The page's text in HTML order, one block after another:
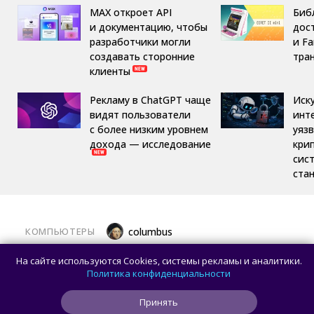
MAX откроет API
и документацию, чтобы
разработчики могли
создавать сторонние
клиенты
Рекламу в ChatGPT чаще
видят пользователи
с более низким уровнем
дохода — исследование
и
КОМПЬЮТЕРЫ columbus
лучшие игровые сборки от 59 100 рублей
На сайте используются Cookies, системы рекламы и аналитики.
Политика конфиденциальности
Принять